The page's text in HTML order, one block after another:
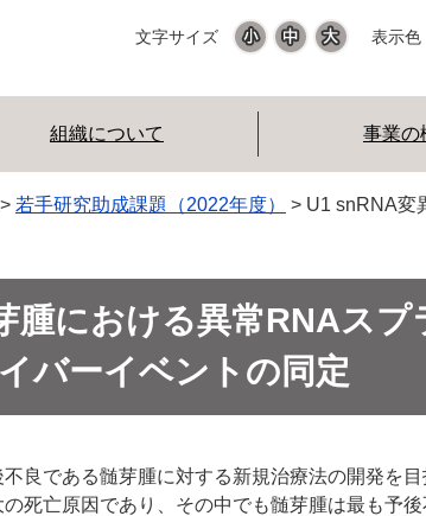
文字サイズ 表示色
組織について 事業の
> 若手研究助成課題（2022年度）
> U1 snRNA変
腫における異常RNAスプ
バーイベントの同定
良である髄芽腫に対する新規治療法の開発を目
死亡原因であり、その中でも髄芽腫は最も予後